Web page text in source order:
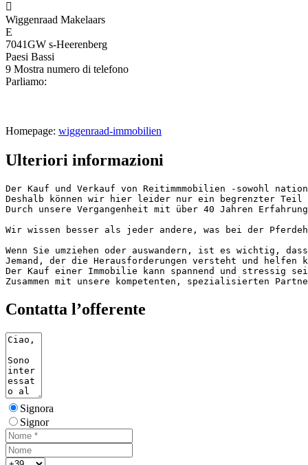

Wiggenraad Makelaars
E
7041GW s-Heerenberg
Paesi Bassi
9 Mostra numero di telefono
Parliamo:
Homepage: wiggenraad-immobilien
Ulteriori informazioni
Der Kauf und Verkauf von Reitimmmobilien -sowohl
Deshalb können wir hier leider nur ein begrenzter Teil
Durch unsere Vergangenheit mit über 40 Jahren
Wir wissen besser als jeder andere, was bei der
Wenn Sie umziehen oder auswandern, ist es wichtig,
Jemand, der die Herausforderungen versteht und helfen
Der Kauf einer Immobilie kann spannend und stressig
Zusammen mit unsere kompetenten, spezialisierten
Contatta l’offerente
Signora
Signor